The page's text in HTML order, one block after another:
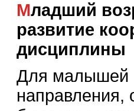
Младший возраст (4-6 лет):
развитие
дисциплины
Для малышей
направления,